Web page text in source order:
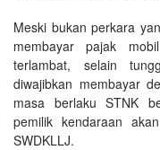
Meski bukan perkara
membayar pajak
terlambat, selain
diwajibkan membayar
masa berlaku STNK
pemilik kendaraan
SWDKLLJ.